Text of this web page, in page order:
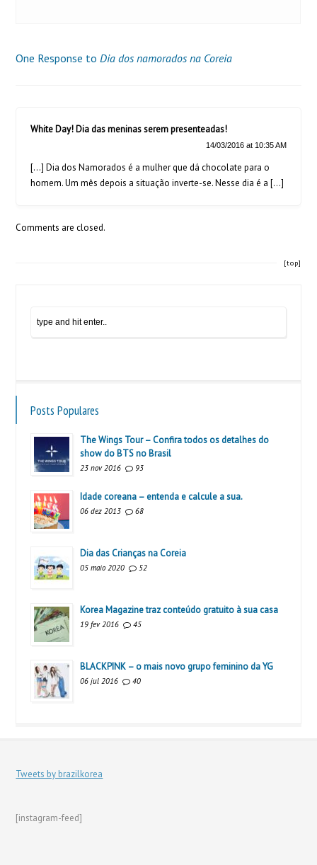
One Response to Dia dos namorados na Coreia
White Day! Dia das meninas serem presenteadas!
14/03/2016 at 10:35 AM
[…] Dia dos Namorados é a mulher que dá chocolate para o
homem. Um mês depois a situação inverte-se. Nesse dia é a […]
Comments are closed.
[top]
Posts Populares
The Wings Tour – Confira todos os detalhes do
show do BTS no Brasil
23 nov 2016 93
Idade coreana – entenda e calcule a sua.
06 dez 2013 68
Dia das Crianças na Coreia
05 maio 2020 52
Korea Magazine traz conteúdo gratuito à sua casa
19 fev 2016 45
BLACKPINK – o mais novo grupo feminino da YG
06 jul 2016 40
Tweets by brazilkorea
[instagram-feed]